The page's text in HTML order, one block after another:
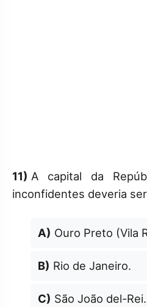
11) A capital da
inconfidentes deveria
A) Ouro Preto (Vila
B) Rio de Janeiro.
C) São João del-Rei.